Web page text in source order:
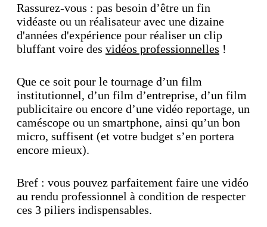
Rassurez-vous : pas besoin d’être un fin
vidéaste ou un réalisateur avec une dizaine
d'années d'expérience pour réaliser un clip
bluffant voire des vidéos professionnelles !
Que ce soit pour le tournage d’un film
institutionnel, d’un film d’entreprise, d’un film
publicitaire ou encore d’une vidéo reportage, un
caméscope ou un smartphone, ainsi qu’un bon
micro, suffisent (et votre budget s’en portera
encore mieux).
Bref : vous pouvez parfaitement faire une vidéo
au rendu professionnel à condition de respecter
ces 3 piliers indispensables.